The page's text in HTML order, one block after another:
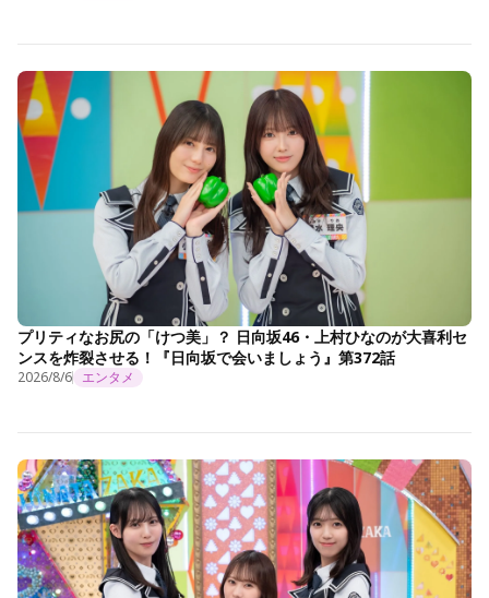
プリティなお尻の「けつ美」？ 日向坂46・上村ひなのが大喜利セ
ンスを炸裂させる！『日向坂で会いましょう』第372話
2026/8/6 エンタメ